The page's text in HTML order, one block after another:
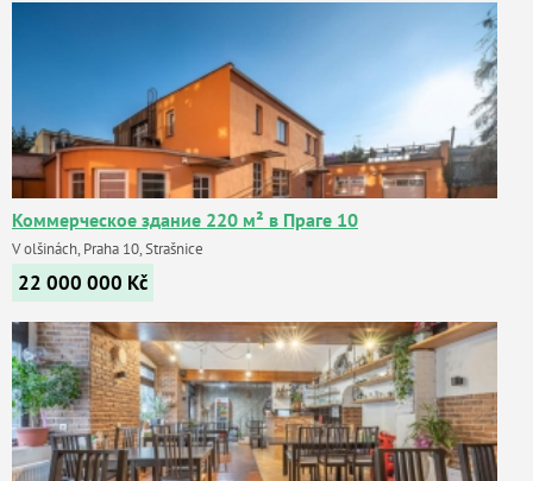
Коммерческое здание 220 м² в Праге 10
V olšinách, Praha 10, Strašnice
22 000 000 Kč